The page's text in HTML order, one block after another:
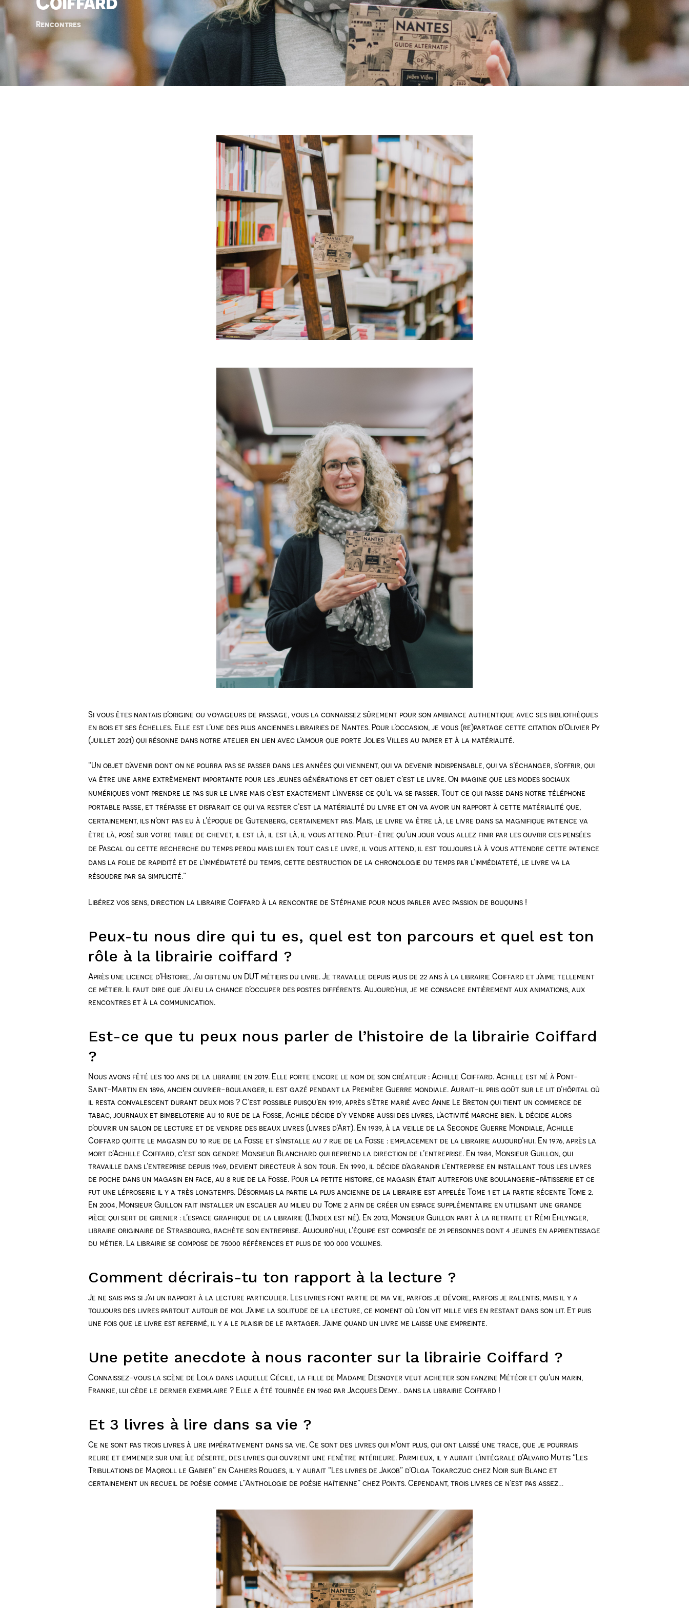
Rencontres
Si vous êtes nantais d’origine ou voyageurs de passage, vous la connaissez sûrement pour son ambiance authentique avec ses bibliothèques
en bois et ses échelles. Elle est l’une des plus anciennes librairies de Nantes. Pour l’occasion, je vous (re)partage cette citation d’Olivier Py
(juillet 2021) qui résonne dans notre atelier en lien avec l’amour que porte Jolies Villes au papier et à la matérialité.
“Un objet d’avenir dont on ne pourra pas se passer dans les années qui viennent, qui va devenir indispensable, qui va s’échanger, s’offrir, qui
va être une arme extrêmement importante pour les jeunes générations et cet objet c’est le livre. On imagine que les modes sociaux
numériques vont prendre le pas sur le livre mais c’est exactement l’inverse ce qu’il va se passer. Tout ce qui passe dans notre téléphone
portable passe, et trépasse et disparait ce qui va rester c’est la matérialité du livre et on va avoir un rapport à cette matérialité que,
certainement, ils n’ont pas eu à l’époque de Gutenberg, certainement pas. Mais, le livre va être là, le livre dans sa magnifique patience va
être là, posé sur votre table de chevet, il est là, il est là, il vous attend. Peut-être qu’un jour vous allez finir par les ouvrir ces pensées
de Pascal ou cette recherche du temps perdu mais lui en tout cas le livre, il vous attend, il est toujours là à vous attendre cette patience
dans la folie de rapidité et de l’immédiateté du temps, cette destruction de la chronologie du temps par l’immédiateté, le livre va la
résoudre par sa simplicité.”
Libérez vos sens, direction la librairie Coiffard à la rencontre de Stéphanie pour nous parler avec passion de bouquins !
Peux-tu nous dire qui tu es, quel est ton parcours et quel est ton
rôle à la librairie coiffard ?
Après une licence d’Histoire, j’ai obtenu un DUT métiers du livre. Je travaille depuis plus de 22 ans à la librairie Coiffard et j’aime tellement
ce métier. Il faut dire que j’ai eu la chance d’occuper des postes différents. Aujourd’hui, je me consacre entièrement aux animations, aux
rencontres et à la communication.
Est-ce que tu peux nous parler de l’histoire de la librairie Coiffard
?
Nous avons fêté les 100 ans de la librairie en 2019. Elle porte encore le nom de son créateur : Achille Coiffard. Achille est né à Pont-
Saint-Martin en 1896, ancien ouvrier-boulanger, il est gazé pendant la Première Guerre mondiale. Aurait-il pris goût sur le lit d’hôpital où
il resta convalescent durant deux mois ? C’est possible puisqu’en 1919, après s’être marié avec Anne Le Breton qui tient un commerce de
tabac, journaux et bimbeloterie au 10 rue de la Fosse, Achile décide d’y vendre aussi des livres, l’activité marche bien. Il décide alors
d’ouvrir un salon de lecture et de vendre des beaux livres (livres d’Art). En 1939, à la veille de la Seconde Guerre Mondiale, Achille
Coiffard quitte le magasin du 10 rue de la Fosse et s’installe au 7 rue de la Fosse : emplacement de la librairie aujourd’hui. En 1976, après la
mort d’Achille Coiffard, c’est son gendre Monsieur Blanchard qui reprend la direction de l’entreprise. En 1984, Monsieur Guillon, qui
travaille dans l’entreprise depuis 1969, devient directeur à son tour. En 1990, il décide d’agrandir l’entreprise en installant tous les livres
de poche dans un magasin en face, au 8 rue de la Fosse. Pour la petite histoire, ce magasin était autrefois une boulangerie-pâtisserie et ce
fut une léproserie il y a très longtemps. Désormais la partie la plus ancienne de la librairie est appelée Tome 1 et la partie récente Tome 2.
En 2004, Monsieur Guillon fait installer un escalier au milieu du Tome 2 afin de créer un espace supplémentaire en utilisant une grande
pièce qui sert de grenier : l’espace graphique de la librairie (L’Index est né). En 2013, Monsieur Guillon part à la retraite et Rémi Ehlynger,
libraire originaire de Strasbourg, rachète son entreprise. Aujourd’hui, l’équipe est composée de 21 personnes dont 4 jeunes en apprentissage
du métier. La librairie se compose de 75000 références et plus de 100 000 volumes.
Comment décrirais-tu ton rapport à la lecture ?
Je ne sais pas si j’ai un rapport à la lecture particulier. Les livres font partie de ma vie, parfois je dévore, parfois je ralentis, mais il y a
toujours des livres partout autour de moi. J’aime la solitude de la lecture, ce moment où l’on vit mille vies en restant dans son lit. Et puis
une fois que le livre est refermé, il y a le plaisir de le partager. J’aime quand un livre me laisse une empreinte.
Une petite anecdote à nous raconter sur la librairie Coiffard ?
Connaissez-vous la scène de Lola dans laquelle Cécile, la fille de Madame Desnoyer veut acheter son fanzine Météor et qu’un marin,
Frankie, lui cède le dernier exemplaire ? Elle a été tournée en 1960 par Jacques Demy… dans la librairie Coiffard !
Et 3 livres à lire dans sa vie ?
Ce ne sont pas trois livres à lire impérativement dans sa vie. Ce sont des livres qui m’ont plus, qui ont laissé une trace, que je pourrais
relire et emmener sur une île déserte, des livres qui ouvrent une fenêtre intérieure. Parmi eux, il y aurait l’intégrale d’Alvaro Mutis “Les
Tribulations de Maqroll le Gabier” en Cahiers Rouges, il y aurait “Les livres de Jakob” d’Olga Tokarczuc chez Noir sur Blanc et
certainement un recueil de poésie comme l”Anthologie de poésie haïtienne” chez Points. Cependant, trois livres ce n’est pas assez…